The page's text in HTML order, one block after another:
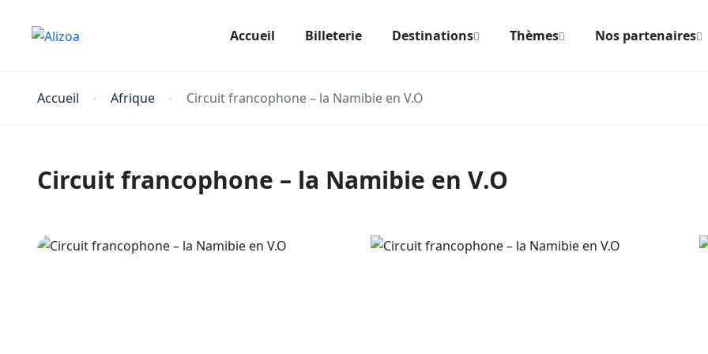
Accueil Billeterie Destinations Thèmes Nos partenaires
Accueil Afrique Circuit francophone – la Namibie en V.O
Circuit francophone – la Namibie en V.O